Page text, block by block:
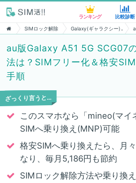
ランキング 比較診断
SIMロック解除 Galaxy(ギャラクシー)
au版Galaxy A51 5G SCG07
法は？SIMフリー化＆格安
手順
ざっくり言うと…
このスマホなら「mineo(マイ
SIMへ乗り換え(MNP)可能
格安SIMへ乗り換えたら、月
なり、毎月5,186円も節約
SIMロック解除方法や乗り換
ランキング 比較診断